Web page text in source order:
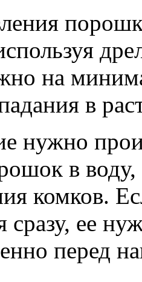
на
в
нужно
в
комков.
сразу, ее
перед